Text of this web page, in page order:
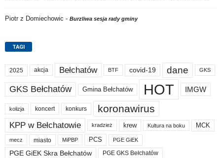
Piotr z Domiechowic - Burzliwa sesja rady gminy
TAGI
2025 akcja Bełchatów BTF covid-19 dane GKS
GKS Bełchatów Gmina Bełchatów HOT IMGW
kolizja koncert konkurs koronawirus
KPP w Bełchatowie kradzież krew Kultura na boku MCK
mecz miasto MiPBP PCS PGE GiEK
PGE GiEK Skra Bełchatów PGE GKS Bełchatów